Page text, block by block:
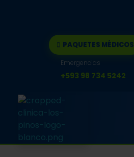
Emergencias
+593 98 734 5242
PAQUETES MÉDICOS
Clínica los pinos